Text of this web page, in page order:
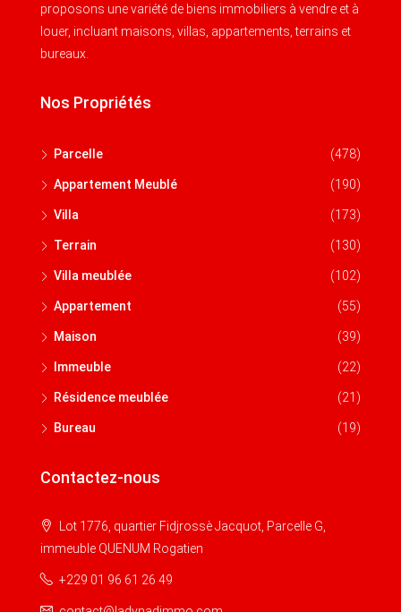
proposons une variété de biens immobiliers à vendre et à
louer, incluant maisons, villas, appartements, terrains et
bureaux.
Nos Propriétés
Parcelle (478)
Appartement Meublé (190)
Villa (173)
Terrain (130)
Villa meublée (102)
Appartement (55)
Maison (39)
Immeuble (22)
Résidence meublée (21)
Bureau (19)
Contactez-nous
Lot 1776, quartier Fidjrossè Jacquot, Parcelle G,
immeuble QUENUM Rogatien
+229 01 96 61 26 49